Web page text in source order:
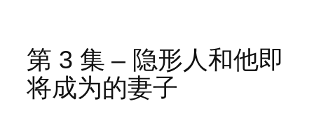
第 3 集 – 隐形人和他即
将成为的妻子